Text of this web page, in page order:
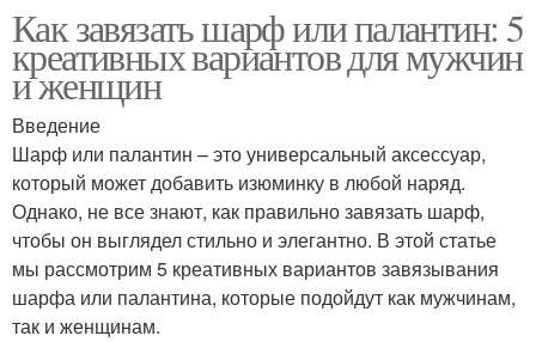
Как завязать шарф или палантин: 5
креативных вариантов для мужчин
и женщин
Введение
Шарф или палантин – это универсальный аксессуар,
который может добавить изюминку в любой наряд.
Однако, не все знают, как правильно завязать шарф,
чтобы он выглядел стильно и элегантно. В этой статье
мы рассмотрим 5 креативных вариантов завязывания
шарфа или палантина, которые подойдут как мужчинам,
так и женщинам.